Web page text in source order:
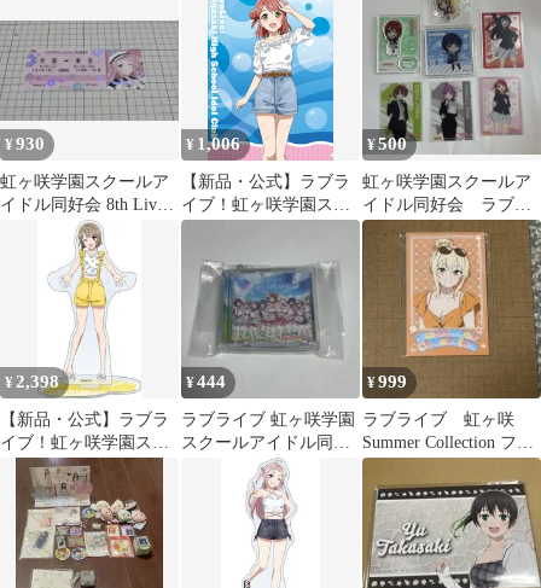
カアクリルスタンド 鐘
嵐珠 チア ver 公式グッ
ズ colleize コレイズ
¥930
虹ヶ咲学園スクールア
イドル同好会 8th Live!
トレーディングクリア
¥ 1,006
【新品・公式】ラブラ
イブ！虹ヶ咲学園スク
ールアイドル同好会 ク
夢 公式グッズ colleize
¥500
虹ヶ咲学園スクールア
イドル同好会 ラブラ
イブ
¥ 2,398
【新品・公式】ラブラ
イブ！虹ヶ咲学園スク
ールアイドル同好会 ア
クリルスタンド／中須
かすみ 公式グッズ
colleize
¥444
ラブライブ 虹ヶ咲学園
スクールアイドル同好
会 アクリルキーホルダ
¥999
ラブライブ 虹ヶ咲
Summer Collection フォ
トカード 宮下愛